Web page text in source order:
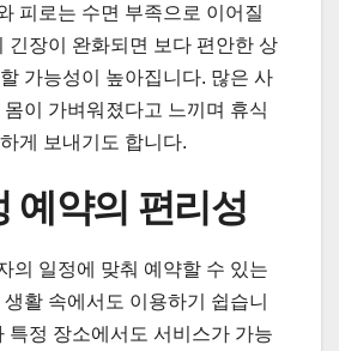
피로는 수면 부족으로 이어질
긴장이 완화되면 보다 편안한 상
가능성이 높아집니다. 많은 사
이 가벼워졌다고 느끼며 휴식
게 보내기도 합니다.
예약의 편리성
의 일정에 맞춰 예약할 수 있는
활 속에서도 이용하기 쉽습니
특정 장소에서도 서비스가 가능